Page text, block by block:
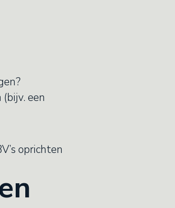
een
oprichten